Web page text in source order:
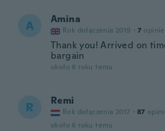
A Amina
Rok dołączenia 2019 · 7 opinie
Thank you! Arrived on
bargain
około 6 roku temu
R Remi
Rok dołączenia 2017 · 87
około 6 roku temu